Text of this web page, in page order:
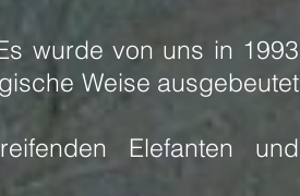
wurde von uns in 1993
Weise ausgebeutet
Elefanten und